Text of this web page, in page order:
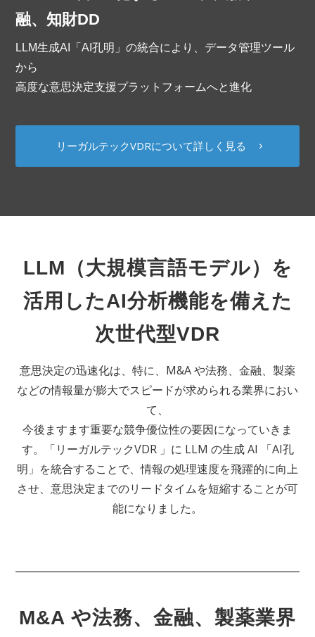
融、知財DD
LLM生成AI「AI孔明」の統合により、データ管理ツール
から
高度な意思決定支援プラットフォームへと進化
リーガルテックVDRについて詳しく見る
LLM（大規模言語モデル）を
活用したAI分析機能を備えた
次世代型VDR
意思決定の迅速化は、特に、M&A や法務、金融、製薬
などの情報量が膨大でスピードが求められる業界におい
て、
今後ますます重要な競争優位性の要因になっていきま
す。「リーガルテックVDR 」に LLM の生成 AI 「AI孔
明」を統合することで、情報の処理速度を飛躍的に向上
させ、意思決定までのリードタイムを短縮することが可
能になりました。
M&A や法務、金融、製薬業界